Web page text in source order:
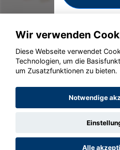
© konjunkturmotor.de
Wir verwenden
Diese Webseite verwendet
Technologien, um die
um Zusatzfunktionen zu bieten.
Notwendige
Alle